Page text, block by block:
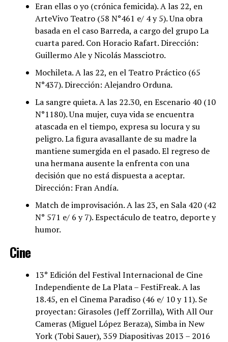
Eran ellas o yo (crónica femicida). A las 22, en
ArteVivo Teatro (58 N°461 e/ 4 y 5). Una obra
basada en el caso Barreda, a cargo del grupo La
cuarta pared. Con Horacio Rafart. Dirección:
Guillermo Ale y Nicolás Massciotro.
Mochileta. A las 22, en el Teatro Práctico (65
N°437). Dirección: Alejandro Orduna.
La sangre quieta. A las 22.30, en Escenario 40 (10
N°1180). Una mujer, cuya vida se encuentra
atascada en el tiempo, expresa su locura y su
peligro. La figura avasallante de su madre la
mantiene sumergida en el pasado. El regreso de
una hermana ausente la enfrenta con una
decisión que no está dispuesta a aceptar.
Dirección: Fran Andía.
Match de improvisación. A las 23, en Sala 420 (42
N° 571 e/ 6 y 7). Espectáculo de teatro, deporte y
humor.
Cine
13° Edición del Festival Internacional de Cine
Independiente de La Plata – FestiFreak. A las
18.45, en el Cinema Paradiso (46 e/ 10 y 11). Se
proyectan: Girasoles (Jeff Zorrilla), With All Our
Cameras (Miguel López Beraza), Simba in New
York (Tobi Sauer), 359 Diapositivas 2013 – 2016